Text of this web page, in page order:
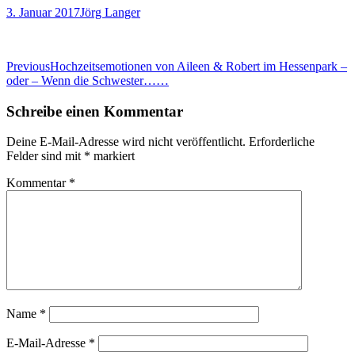
3. Januar 2017Jörg Langer
Beitragsnavigation
PreviousHochzeitsemotionen von Aileen & Robert im Hessenpark –
oder – Wenn die Schwester……
Schreibe einen Kommentar
Deine E-Mail-Adresse wird nicht veröffentlicht. Erforderliche
Felder sind mit * markiert
Kommentar *
Name *
E-Mail-Adresse *